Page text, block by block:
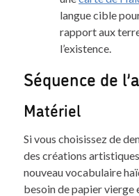
langue cible
rapport aux
l’existence.
Séquence de
Matériel
Si vous choisissez de
des créations
nouveau vocabulaire
besoin de papier